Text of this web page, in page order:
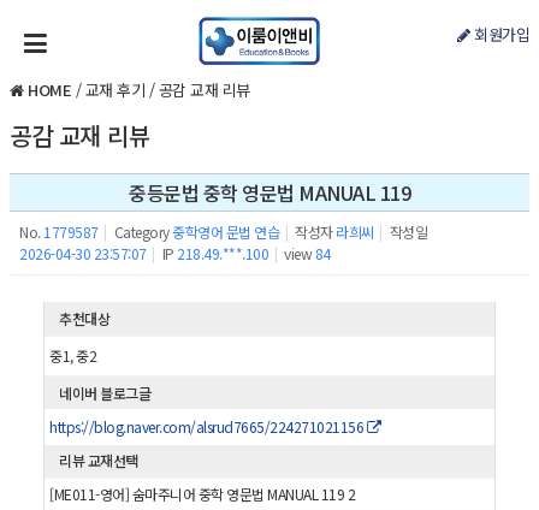
회원가입
HOME /교재 후기 /공감 교재 리뷰
공감 교재 리뷰
중등문법 중학 영문법 MANUAL 119
No. 1779587 | Category중학영어 문법 연습 | 작성자 라희씨 | 작성일
2026-04-30 23:57:07 | IP 218.49.***.100 | view 84
추천대상
중1, 중2
네이버 블로그글
https://blog.naver.com/alsrud7665/224271021156
리뷰 교재선택
[ME011-영어] 숨마주니어 중학 영문법 MANUAL 119 2